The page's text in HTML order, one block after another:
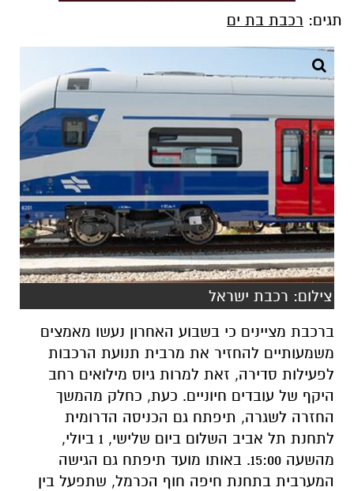
תגים: רכבת בת ים
צילום: רכבת ישראל
ברכבת מציינים כי בשבוע האחרון נעשו מאמצים
משמעותיים להחזיר את מרבית תנועת הרכבות
לפעילות סדירה, זאת למרות גיוס מילואים רחב
היקף של עובדים חיוניים. כעת, כחלק מהמשך
החזרה לשגרה, תיפתח גם הכניסה הדרומית
לתחנת תל אביב השלום ביום שלישי, 1 ביולי,
מהשעה 15:00. באותו מועד תיפתח גם הגישה
המערבית בתחנת חיפה חוף הכרמל, שתפעל בין